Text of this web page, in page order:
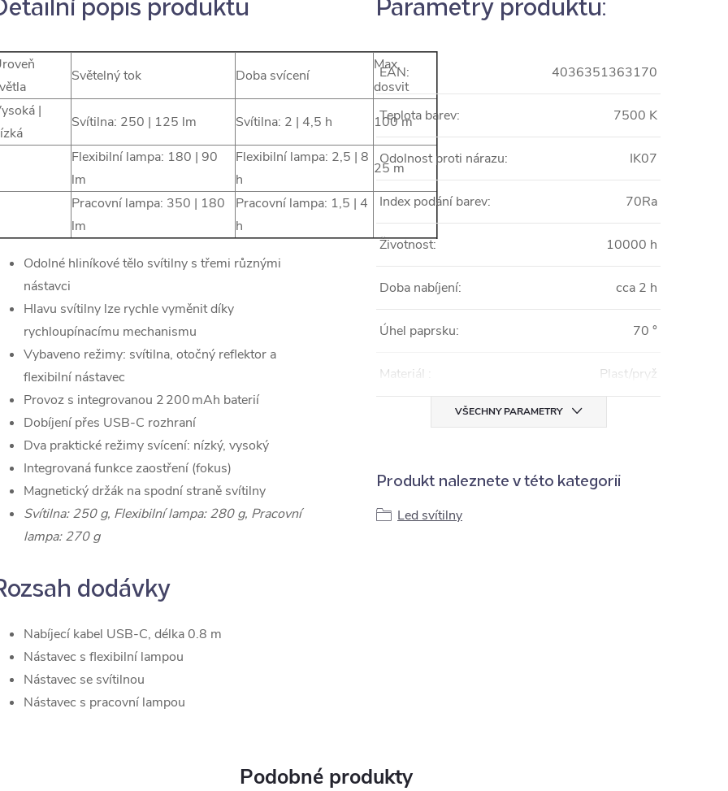
Světelný tok Doba svícení
Max.
dosvit
|
Svítilna: 250 | 125 lm Svítilna: 2 | 4,5 h
100 m
Flexibilní lampa: 180 | 90
lm
Flexibilní lampa: 2,5 | 8
h
25 m
Pracovní lampa: 350 | 180
lm
Pracovní lampa: 1,5 | 4
h
Odolné hliníkové tělo svítilny s třemi různými
nástavci
Hlavu svítilny lze rychle vyměnit díky
rychloupínacímu mechanismu
Vybaveno režimy: svítilna, otočný reflektor a
flexibilní nástavec
Provoz s integrovanou 2 200 mAh baterií
Dobíjení přes USB‑C rozhraní
Dva praktické režimy svícení: nízký, vysoký
Integrovaná funkce zaostření (fokus)
Magnetický držák na spodní straně svítilny
Svítilna: 250 g, Flexibilní lampa: 280 g, Pracovní
lampa: 270 g
dodávky
Nabíjecí kabel USB-C, délka 0.8 m
Nástavec s flexibilní lampou
Nástavec se svítilnou
Nástavec s pracovní lampou
EAN: 4036351363170
Teplota barev: 7500 K
Odolnost proti nárazu: IK07
Index podání barev: 70Ra
Životnost: 10000 h
Doba nabíjení: cca 2 h
Úhel paprsku: 70 °
Materiál : Plast/pryž
VŠECHNY PARAMETRY
Produkt naleznete v této kategorii
Led svítilny